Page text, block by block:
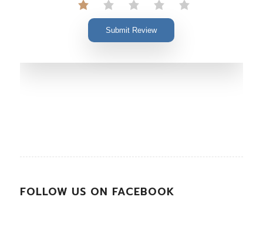
Submit Review
FOLLOW US ON FACEBOOK